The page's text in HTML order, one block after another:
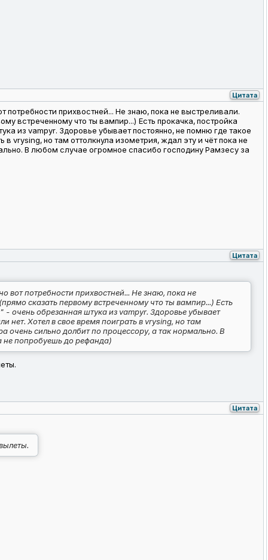
Цитата
прихвостней... Не знаю, пока не выстреливали.
встреченному что ты вампир...) Есть прокачка, постройка
из vampyr. Здоровье убывает постоянно, не помню где такое
vrysing, но там оттолкнула изометрия, ждал эту и чёт пока не
В любом случае огромное спасибо господину Рамзесу за
Цитата
вот потребности прихвостней... Не знаю, пока не
сказать первому встреченному что ты вампир...) Есть
- очень обрезанная штука из vampyr. Здоровье убывает
нет. Хотел в свое время поиграть в vrysing, но там
очень сильно долбит по процессору, а так нормально. В
не попробуешь до рефанда)
Цитата